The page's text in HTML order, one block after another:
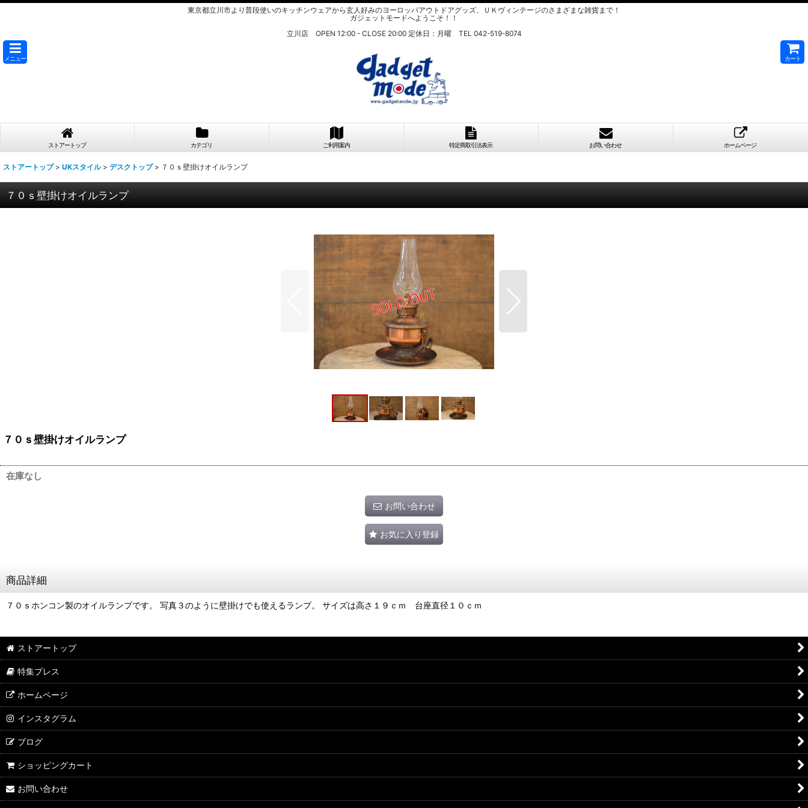
東京都立川市より普段使いのキッチンウェアから玄人好みのヨーロッパアウトドアグッズ、ＵＫヴィンテージのさまざまな雑貨まで！
ガジェットモードへようこそ！！
立川店 OPEN 12:00 - CLOSE 20:00 定休日：月曜 TEL 042-519-8074
メニュー カート
ストアートップ カテゴリ ご利用案内 特定商取引法表示 お問い合わせ ホームページ
ストアートップ > UKスタイル > デスクトップ > ７０ｓ壁掛けオイルランプ
７０ｓ壁掛けオイルランプ
７０ｓ壁掛けオイルランプ
在庫なし
お問い合わせ
お気に入り登録
商品詳細
７０ｓホンコン製のオイルランプです。 写真３のように壁掛けでも使えるランプ。 サイズは高さ１９ｃｍ 台座直径１０ｃｍ
ストアートップ
特集プレス
ホームページ
インスタグラム
ブログ
ショッピングカート
お問い合わせ